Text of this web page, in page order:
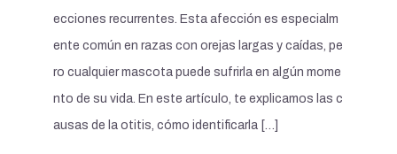
ecciones recurrentes. Esta afección es especialm
ente común en razas con orejas largas y caídas, pe
ro cualquier mascota puede sufrirla en algún mome
nto de su vida. En este artículo, te explicamos las c
ausas de la otitis, cómo identificarla […]